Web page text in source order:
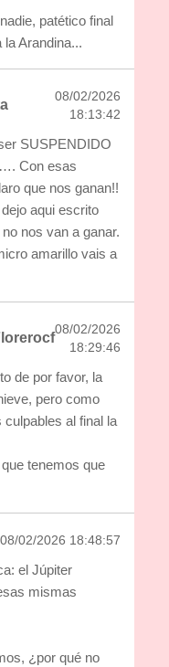
patético final
la Arandina...
08/02/2026
18:13:42
SUSPENDIDO
Con esas
que nos ganan!!
aqui escrito
nos van a ganar.
amarillo vais a
08/02/2026
18:29:46
de por favor, la
pero como
al final la
tenemos que
08/02/2026 18:48:57
el Júpiter
mismas
¿por qué no